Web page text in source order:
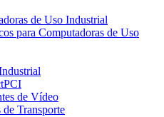
de Uso Industrial
para Computadoras de Uso
de Vídeo
de Transporte